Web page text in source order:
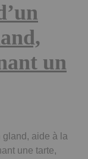
un
gland, aide à la
une tarte,